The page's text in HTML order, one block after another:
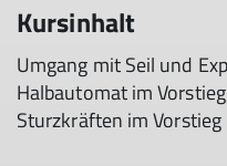
Kursinhalt
Umgang mit Seil und
Halbautomat im
Sturzkräften im Vorstieg